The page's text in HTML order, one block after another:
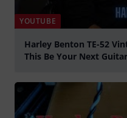
YOUTUBE
Harley Benton TE-52
This Be Your Next